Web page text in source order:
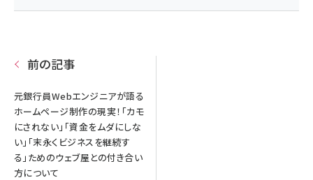
前の記事
元銀行員Webエンジニアが語る
ホームページ制作の現実！「カモ
にされない」「資金をムダにしな
い」「末永くビジネスを継続す
る」ためのウェブ屋との付き合い
方について